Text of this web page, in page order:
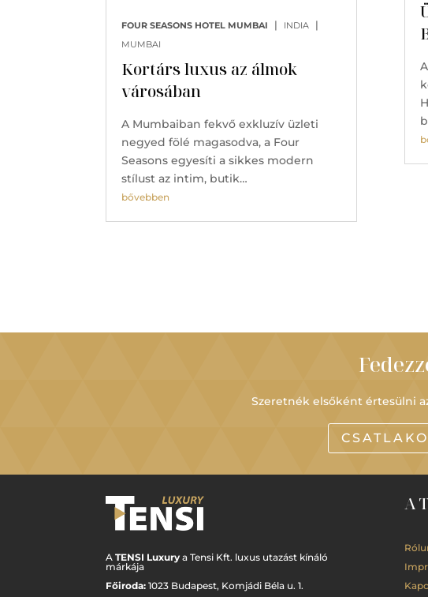
Kortárs luxus az álmok
városában
FOUR SEASONS HOTEL MUMBAI | INDIA |
MUMBAI
A Mumbaiban fekvő exkluzív üzleti
negyed fölé magasodva, a Four
Seasons egyesíti a sikkes modern
stílust az intim, butik…
bővebben
Szeretnék elsőként értesülni
ATENSI Luxury a Tensi Kft. luxus utazást kínáló
márkája
Főiroda:1023 Budapest, Komjádi Béla u. 1.
A